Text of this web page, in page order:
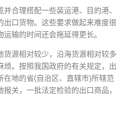
合理搭配一些装运港、目的港、
口货物。这些要求做起来难度很
输的时间还会拖延得更长。
源相对较少，沿海货源相对较多
。按照我国政府的有关规定，出
在地的省(自治区、直辖市)所辖范
关，一批法定检验的出口商品，